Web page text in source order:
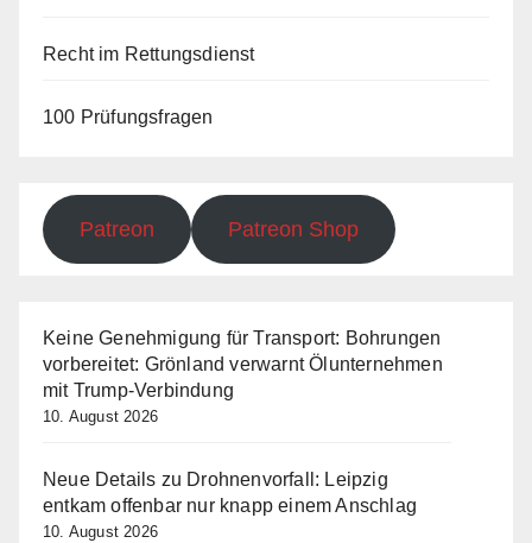
Recht im Rettungsdienst
100 Prüfungsfragen
Patreon Patreon Shop
Keine Genehmigung für Transport: Bohrungen
vorbereitet: Grönland verwarnt Ölunternehmen
mit Trump-Verbindung
10. August 2026
Neue Details zu Drohnenvorfall: Leipzig
entkam offenbar nur knapp einem Anschlag
10. August 2026